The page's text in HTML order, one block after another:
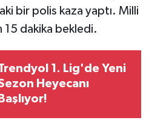
bir polis kaza yaptı. Milli
15 dakika bekledi.
1. Lig'de Yeni
Heyecanı
Başlıyor!